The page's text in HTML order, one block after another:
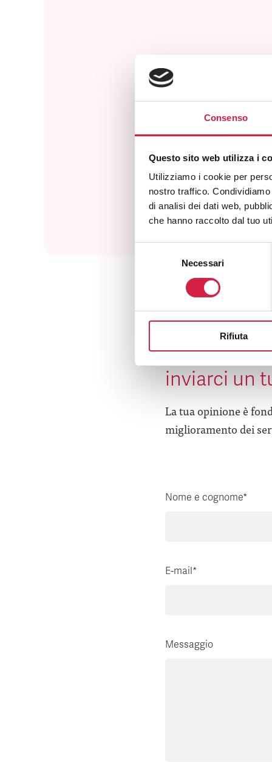
Consenso
Questo sito web utilizza i
Utilizziamo i cookie per
nostro traffico.
di analisi dei dati web,
che hanno raccolto dal tuo
Necessari
Rifiuta
Hai avuto
inviarci un
La tua opinione è
miglioramento dei
Nome e cognome*
E-mail*
Messaggio